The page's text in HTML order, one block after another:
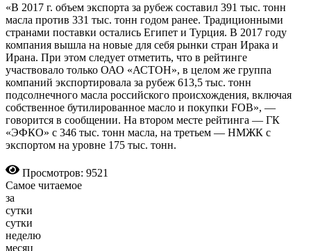
«В 2017 г. объем экспорта за рубеж составил 391 тыс. тонн
масла против 331 тыс. тонн годом ранее. Традиционными
странами поставки остались Египет и Турция. В 2017 году
компания вышла на новые для себя рынки стран Ирака и
Ирана. При этом следует отметить, что в рейтинге
участвовало только ОАО «АСТОН», в целом же группа
компаний экспортировала за рубеж 613,5 тыс. тонн
подсолнечного масла российского происхождения, включая
собственное бутилированное масло и покупки FOB», —
говорится в сообщении. На втором месте рейтинга — ГК
«ЭФКО» с 346 тыс. тонн масла, на третьем — НМЖК с
экспортом на уровне 175 тыс. тонн.
Просмотров: 9521
Самое читаемое
за
сутки
сутки
неделю
месяц